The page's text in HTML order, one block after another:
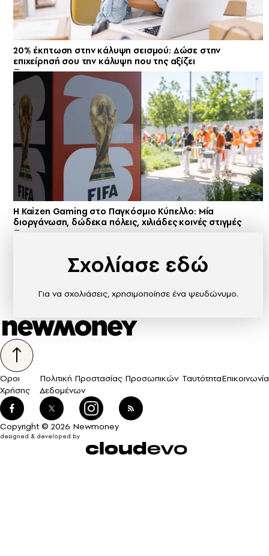
20% έκπτωση στην κάλυψη σεισμού: Δώσε στην
επιχείρησή σου την κάλυψη που της αξίζει
H Kaizen Gaming στο Παγκόσμιο Kύπελλο: Μία
διοργάνωση, δώδεκα πόλεις, χιλιάδες κοινές στιγμές
Σχολίασε εδώ
Για να σχολιάσεις, χρησιμοποίησε ένα ψευδώνυμο.
Όροι
Χρήσης
Πολιτική Προστασίας Προσωπικών
Δεδομένων
ΤαυτότηταΕπικοινωνία
Copyright © 2026 Newmoney
designed & developed by